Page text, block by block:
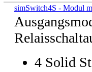
simSwitch4S - Modul
4 Solid